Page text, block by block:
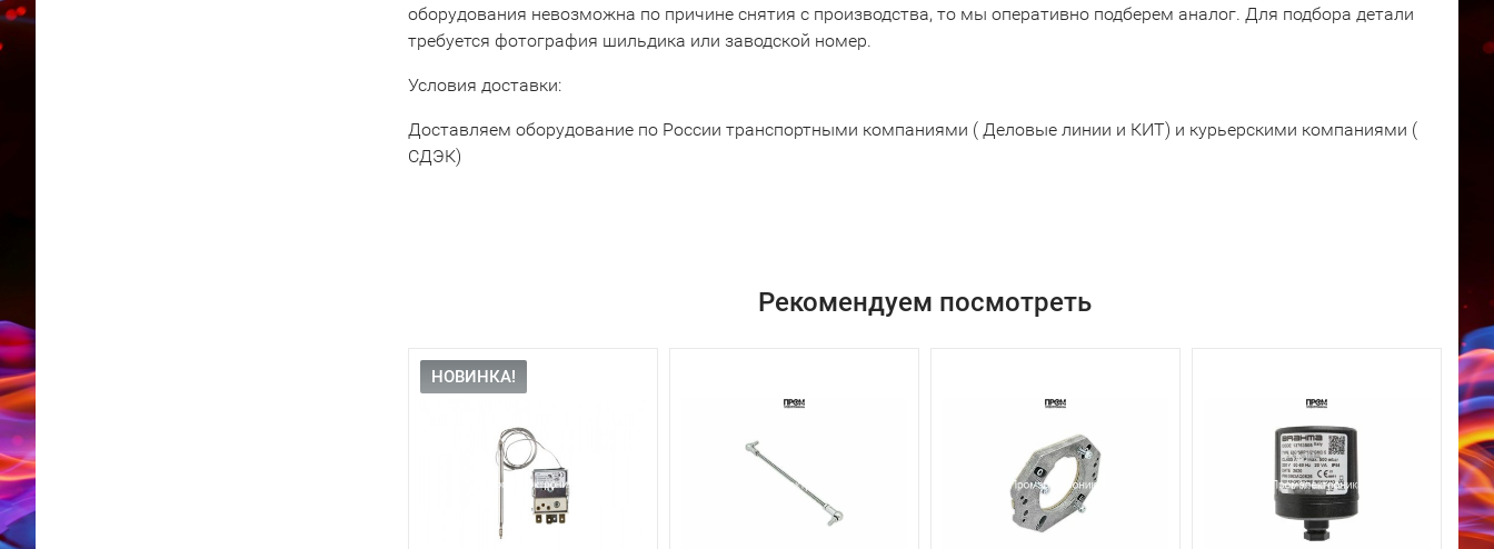
оборудования невозможна по причине снятия с производства, то мы оперативно подберем аналог. Для подбора детали
требуется фотография шильдика или заводской номер.
Условия доставки:
Доставляем оборудование по России транспортными компаниями ( Деловые линии и КИТ) и курьерскими компаниями (
СДЭК)
Рекомендуем посмотреть
НОВИНКА!